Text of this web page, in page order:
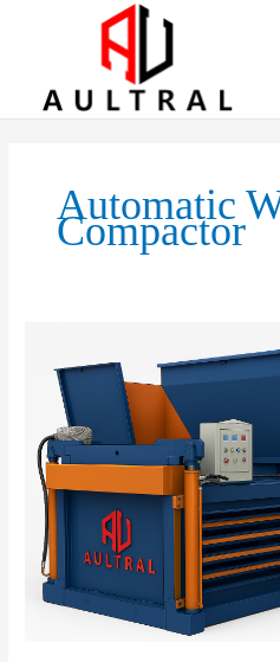
Automatic
Compactor
Cardboard
Waste
Paper
Baler